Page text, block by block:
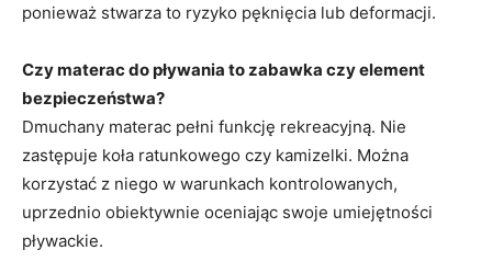
ponieważ stwarza to ryzyko pęknięcia lub deformacji.
Czy materac do pływania to zabawka czy element
bezpieczeństwa?
Dmuchany materac pełni funkcję rekreacyjną. Nie
zastępuje koła ratunkowego czy kamizelki. Można
korzystać z niego w warunkach kontrolowanych,
uprzednio obiektywnie oceniając swoje umiejętności
pływackie.